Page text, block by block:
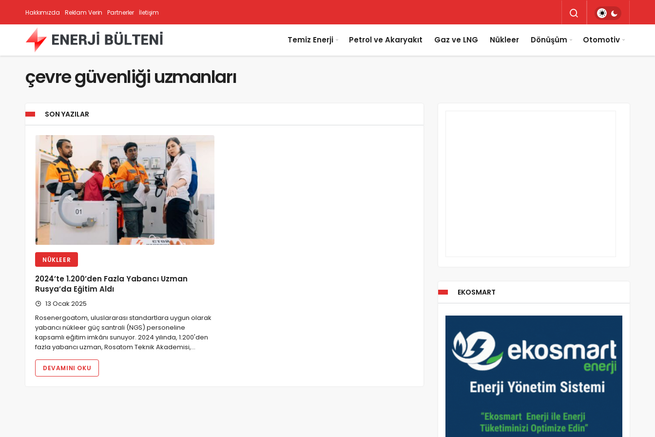
Hakkımızda Reklam Verin Partnerler İletişim
Temiz Enerji Petrol ve Akaryakıt Gaz ve LNG Nükleer Dönüşüm Otomotiv
çevre güvenliği uzmanları
SON YAZILAR
NÜKLEER
2024’te 1.200’den Fazla Yabancı Uzman
Rusya’da Eğitim Aldı
13 Ocak 2025
Rosenergoatom, uluslararası standartlara uygun olarak
yabancı nükleer güç santrali (NGS) personeline
kapsamlı eğitim imkânı sunuyor. 2024 yılında, 1.200'den
fazla yabancı uzman, Rosatom Teknik Akademisi,…
DEVAMINI OKU
EKOSMART